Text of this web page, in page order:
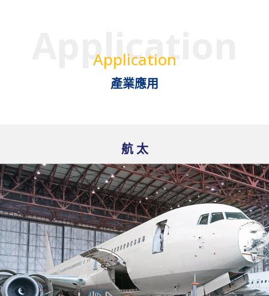
Application
Application
產業應用
航 太